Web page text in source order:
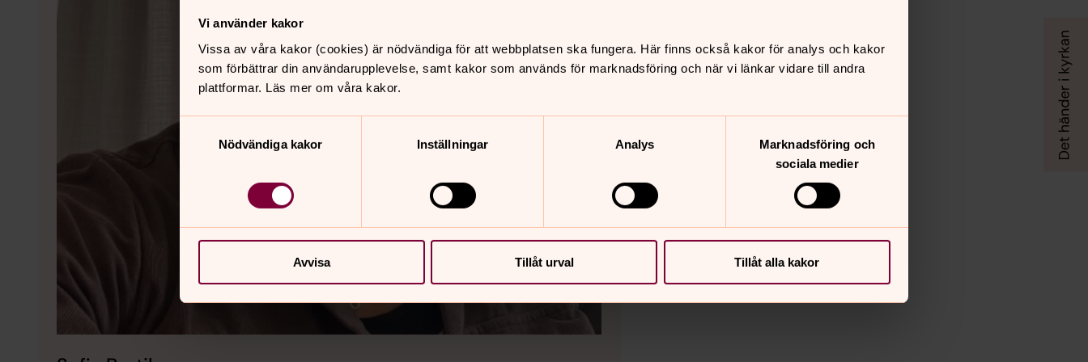
Vi använder kakor
Vissa av våra kakor (cookies) är nödvändiga för att webbplatsen ska fungera. Här finns också kakor för analys och kakor
som förbättrar din användarupplevelse, samt kakor som används för marknadsföring och när vi länkar vidare till andra
plattformar. Läs mer om våra kakor.
Samtyckesval
Nödvändiga kakor
Inställningar Analys
Marknadsföring och
sociala medier
Avvisa Tillåt urval Tillåt alla kakor